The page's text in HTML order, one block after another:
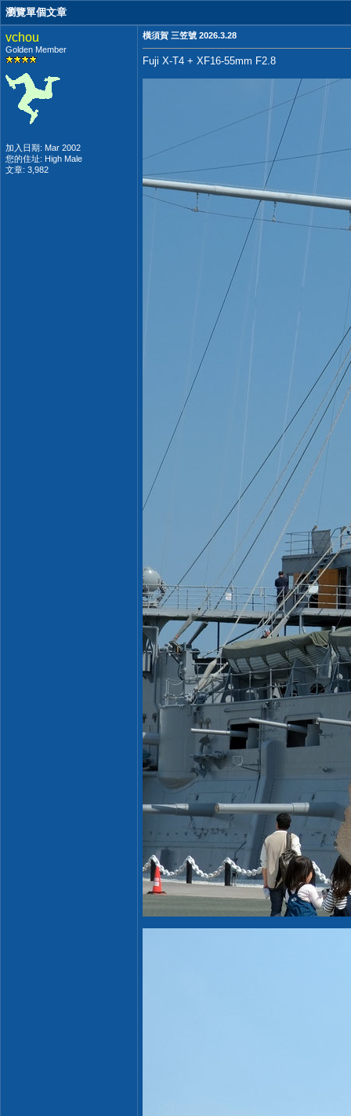
瀏覽單個文章
vchou
Golden Member
加入日期: Mar 2002
您的住址: High Male
文章: 3,982
橫須賀 三笠號 2026.3.28
Fuji X-T4 + XF16-55mm F2.8